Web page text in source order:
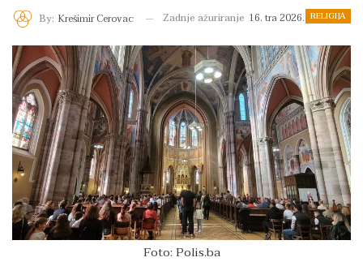
RELIGIJA
By: Krešimir Cerovac Zadnje ažuriranje 16. tra 2026.
Foto: Polis.ba